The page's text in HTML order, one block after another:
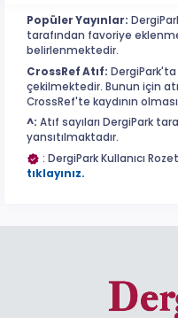
Popüler Yayınlar:
tarafından favoriye
belirlenmektedir.
CrossRef Atıf:
çekilmektedir. Bunun için
CrossRef'te kaydının
^: Atıf sayıları DergiPark
yansıtılmaktadır.
: DergiPark Kullanıcı
tıklayınız.